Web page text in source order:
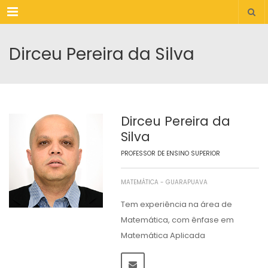
Menu
Dirceu Pereira da Silva
Dirceu Pereira da
Silva
PROFESSOR DE ENSINO SUPERIOR
MATEMÁTICA - GUARAPUAVA
Tem experiência na área de
Matemática, com ênfase em
Matemática Aplicada